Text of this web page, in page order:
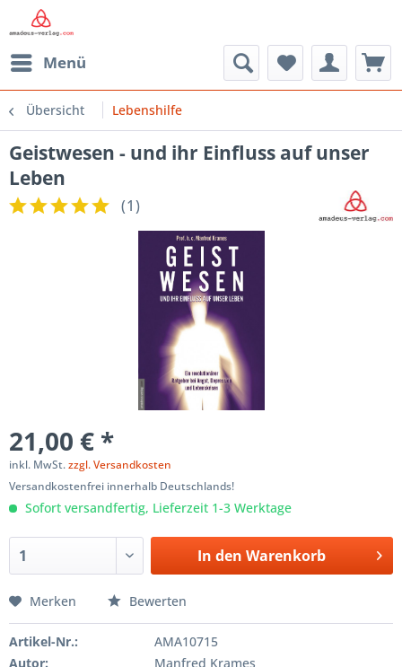
Menü
Übersicht Lebenshilfe
Geistwesen - und ihr Einfluss auf unser
Leben
(1)
21,00 € *
inkl. MwSt.zzgl. Versandkosten
Versandkostenfrei innerhalb Deutschlands!
Sofort versandfertig, Lieferzeit 1-3 Werktage
In den Warenkorb
Merken Bewerten
Artikel-Nr.:
AMA10715
Autor:
Manfred Krames